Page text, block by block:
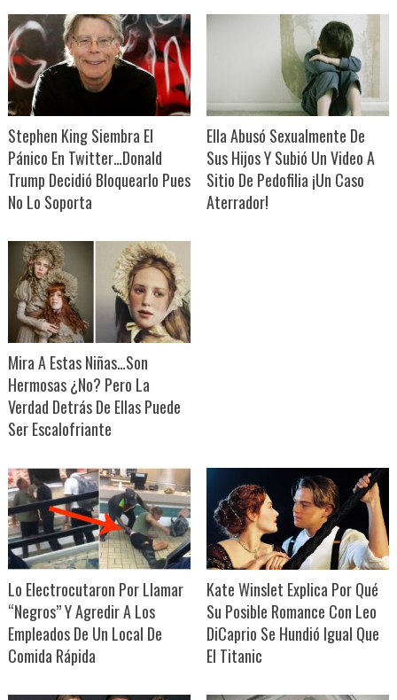
Stephen King Siembra El
Pánico En Twitter…Donald
Trump Decidió Bloquearlo Pues
No Lo Soporta
Ella Abusó Sexualmente De
Sus Hijos Y Subió Un Video A
Sitio De Pedofilia ¡Un Caso
Aterrador!
Mira A Estas Niñas…Son
Hermosas ¿No? Pero La
Verdad Detrás De Ellas Puede
Ser Escalofriante
Lo Electrocutaron Por Llamar
“Negros” Y Agredir A Los
Empleados De Un Local De
Comida Rápida
Kate Winslet Explica Por Qué
Su Posible Romance Con Leo
DiCaprio Se Hundió Igual Que
El Titanic